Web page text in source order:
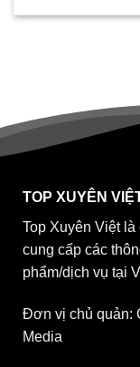
TOP XUYÊN
Top Xuyên Việt
cung cấp các
phẩm/dịch vụ tại
Đơn vị chủ quản:
Media